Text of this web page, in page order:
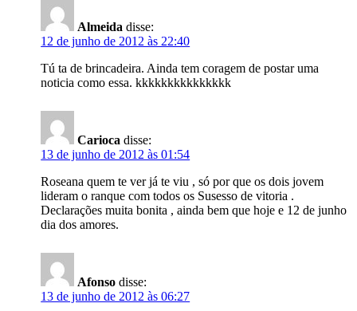
Almeida disse:
12 de junho de 2012 às 22:40
Tú ta de brincadeira. Ainda tem coragem de postar uma
noticia como essa. kkkkkkkkkkkkkkk
Carioca disse:
13 de junho de 2012 às 01:54
Roseana quem te ver já te viu , só por que os dois jovem
lideram o ranque com todos os Susesso de vitoria .
Declarações muita bonita , ainda bem que hoje e 12 de junho
dia dos amores.
Afonso disse:
13 de junho de 2012 às 06:27